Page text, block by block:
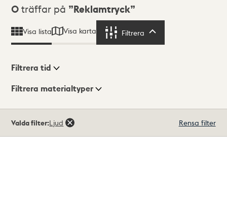
Sökresultat
0 träffar på Reklamtryck
Visa lista Visa karta Filtrera
Visningsläge
Filtrera tid
Filtrera materialtyper
träffar
Valda filter:Ljud Rensa filter